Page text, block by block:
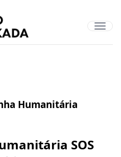
Humanitária
SOS